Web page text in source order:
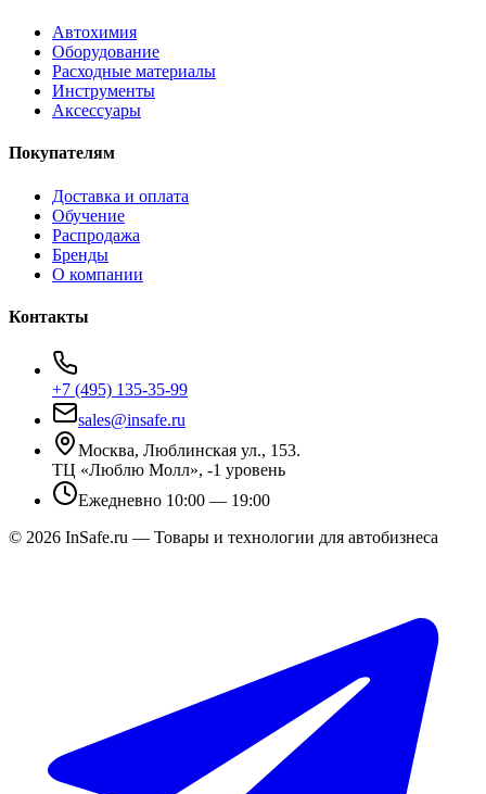
Автохимия
Оборудование
Расходные материалы
Инструменты
Аксессуары
Покупателям
Доставка и оплата
Обучение
Распродажа
Бренды
О компании
Контакты
+7 (495) 135-35-99
sales@insafe.ru
Москва, Люблинская ул., 153.
ТЦ «Люблю Молл», -1 уровень
Ежедневно 10:00 — 19:00
© 2026 InSafe.ru — Товары и технологии для автобизнеса